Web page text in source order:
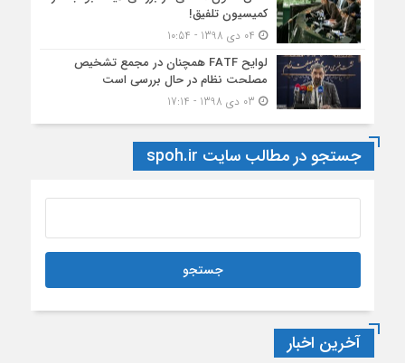
کمیسیون تلفیق!
لوایح FATF همچنان در مجمع تشخیص
مصلحت نظام در حال بررسی است
جستجو در مطالب سایت spoh.ir
آخرین اخبار